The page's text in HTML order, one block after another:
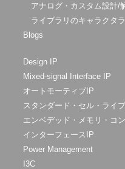
アナログ・カスタム設計/
ライブラリのキャラクタ
Blogs
Design IP
Mixed-signal Interface IP
オートモーティブIP
スタンダード・セル・ライ
エンベデッド・メモリ・コ
インターフェースIP
Power Management
I3C